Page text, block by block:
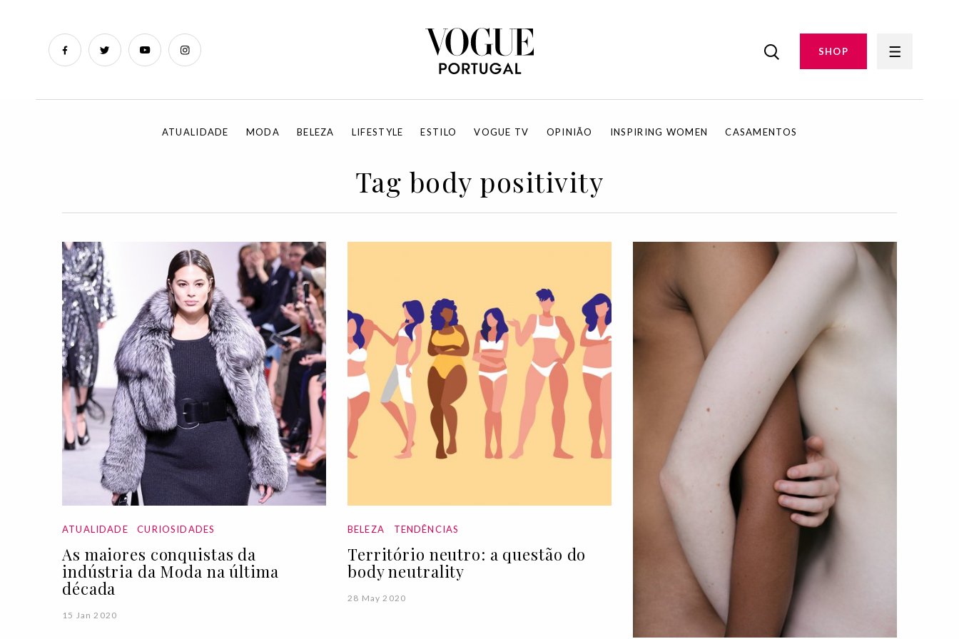
SHOP
ATUALIDADE MODA BELEZA LIFESTYLE ESTILO VOGUE TV OPINIÃO INSPIRING WOMEN CASAMENTOS
Tag body positivity
ATUALIDADE CURIOSIDADES
As maiores conquistas da
indústria da Moda na última
década
15 Jan 2020
BELEZA TENDÊNCIAS
Território neutro: a questão do
body neutrality
28 May 2020